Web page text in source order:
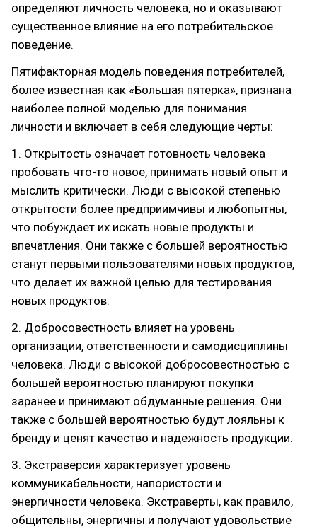
определяют личность человека, но и оказывают
существенное влияние на его потребительское
поведение.
Пятифакторная модель поведения потребителей,
более известная как «Большая пятерка», признана
наиболее полной моделью для понимания
личности и включает в себя следующие черты:
1. Открытость означает готовность человека
пробовать что-то новое, принимать новый опыт и
мыслить критически. Люди с высокой степенью
открытости более предприимчивы и любопытны,
что побуждает их искать новые продукты и
впечатления. Они также с большей вероятностью
станут первыми пользователями новых продуктов,
что делает их важной целью для тестирования
новых продуктов.
2. Добросовестность влияет на уровень
организации, ответственности и самодисциплины
человека. Люди с высокой добросовестностью с
большей вероятностью планируют покупки
заранее и принимают обдуманные решения. Они
также с большей вероятностью будут лояльны к
бренду и ценят качество и надежность продукции.
3. Экстраверсия характеризует уровень
коммуникабельности, напористости и
энергичности человека. Экстраверты, как правило,
общительны, энергичны и получают удовольствие